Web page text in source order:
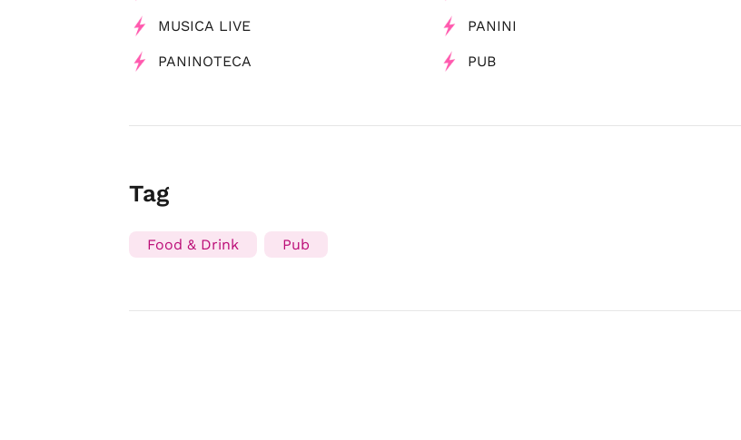
MUSICA LIVE PANINI
PANINOTECA PUB
Tag
Food & Drink Pub